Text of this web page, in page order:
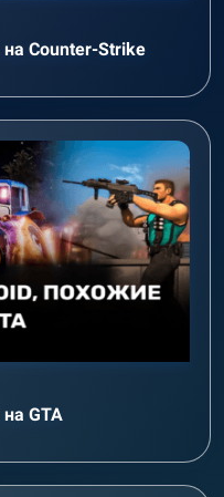
Counter-Strike
GTA